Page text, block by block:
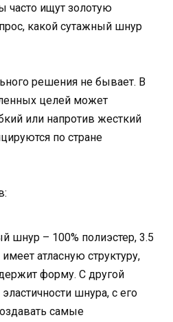
часто ищут золотую
какой сутажный шнур
решения не бывает. В
целей может
или напротив жесткий
по стране
шнур – 100% полиэстер, 3.5
атласную структуру,
форму. С другой
шнура, с его
самые